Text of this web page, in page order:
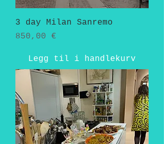
3 day Milan Sanremo
Pris
850,00 €
Legg til i handlekurv